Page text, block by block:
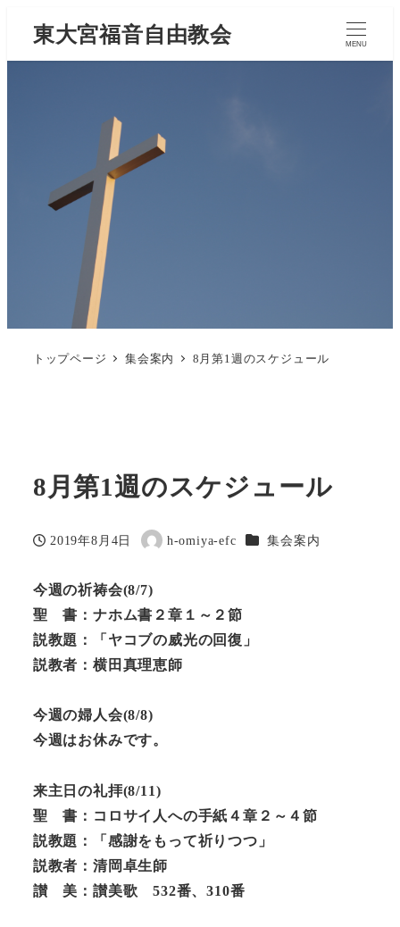
東大宮福音自由教会 MENU
トップページ 集会案内 8月第1週のスケジュール
8月第1週のスケジュール
投稿日
2019年8月4日
著
h-omiya-efc カテゴリー
集会案内
今週の祈祷会(8/7)
聖 書：ナホム書２章１～２節
説教題：「ヤコブの威光の回復」
説教者：横田真理恵師
今週の婦人会(8/8)
今週はお休みです。
来主日の礼拝(8/11)
聖 書：コロサイ人への手紙４章２～４節
説教題：「感謝をもって祈りつつ」
説教者：清岡卓生師
讃 美：讃美歌 532番、310番